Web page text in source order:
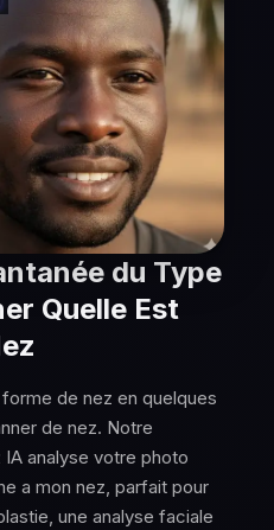
du Type
Quelle Est
de nez en quelques
de nez. Notre
analyse votre photo
a mon nez, parfait pour
une analyse faciale